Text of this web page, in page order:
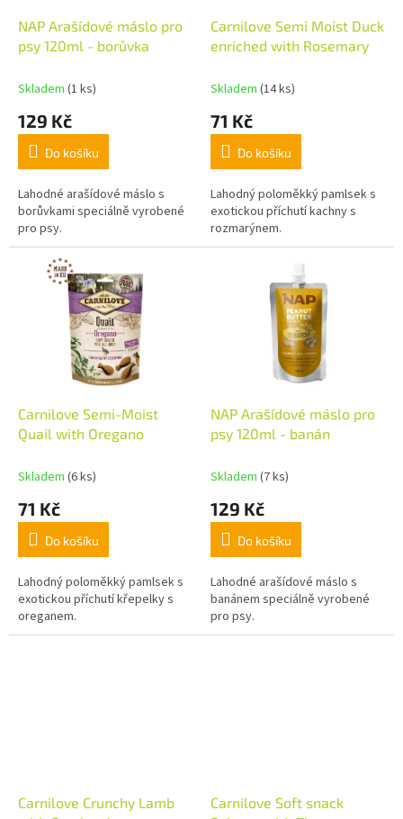
NAP Arašídové máslo pro
psy 120ml - borůvka
Skladem (1 ks)
129 Kč
Do košíku
Lahodné arašídové máslo s
borůvkami speciálně vyrobené
pro psy.
Carnilove Semi Moist Duck
enriched with Rosemary
Skladem (14 ks)
71 Kč
Do košíku
Lahodný poloměkký pamlsek s
exotickou příchutí kachny s
rozmarýnem.
Carnilove Semi-Moist
Quail with Oregano
Skladem (6 ks)
71 Kč
Do košíku
Lahodný poloměkký pamlsek s
exotickou příchutí křepelky s
oreganem.
NAP Arašídové máslo pro
psy 120ml - banán
Skladem (7 ks)
129 Kč
Do košíku
Lahodné arašídové máslo s
banánem speciálně vyrobené
pro psy.
Carnilove Crunchy Lamb
Carnilove Soft snack